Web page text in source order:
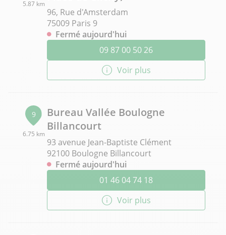
5.87 km
96, Rue d'Amsterdam
75009 Paris 9
Fermé aujourd'hui
09 87 00 50 26
Voir plus
9
6.75 km
Bureau Vallée Boulogne
Billancourt
93 avenue Jean-Baptiste Clément
92100 Boulogne Billancourt
Fermé aujourd'hui
01 46 04 74 18
Voir plus